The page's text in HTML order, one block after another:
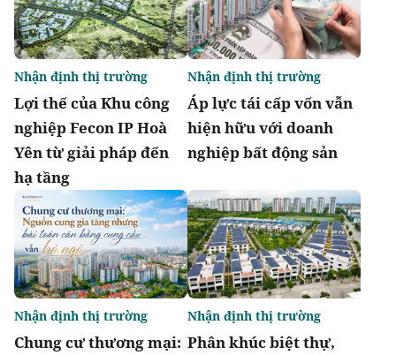
Lợi thế của Khu công
nghiệp Fecon IP Hoà
Yên từ giải pháp đến
hạ tầng
Nhận định thị trường
Áp lực tái cấp vốn vẫn
hiện hữu với doanh
nghiệp bất động sản
Nhận định thị trường
Chung cư thương mại:
Nhận định thị trường
Phân khúc biệt thự,
Nhận định thị trường